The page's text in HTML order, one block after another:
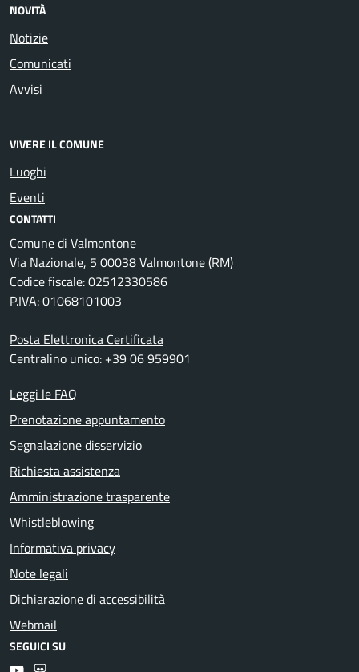
NOVITÀ
Notizie
Comunicati
Avvisi
VIVERE IL COMUNE
Luoghi
Eventi
CONTATTI
Comune di Valmontone
Via Nazionale, 5 00038 Valmontone (RM)
Codice fiscale: 02512330586
P.IVA: 01068101003
Posta Elettronica Certificata
Centralino unico: +39 06 959901
Leggi le FAQ
Prenotazione appuntamento
Segnalazione disservizio
Richiesta assistenza
Amministrazione trasparente
Whistleblowing
Informativa privacy
Note legali
Dichiarazione di accessibilità
Webmail
SEGUICI SU